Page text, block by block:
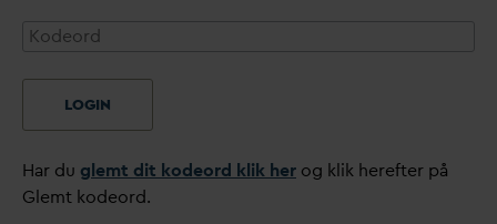
LOGIN
Har du glemt dit kodeord klik her og klik herefter på
Glemt kodeord.